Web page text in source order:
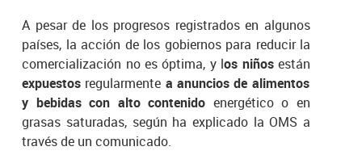
A pesar de los progresos registrados en algunos
países, la acción de los gobiernos para reducir la
comercialización no es óptima, y los niñosestán
expuestos regularmente a anuncios de alimentos
y bebidas con alto contenido energético o en
grasas saturadas, según ha explicado la OMS a
través de un comunicado.